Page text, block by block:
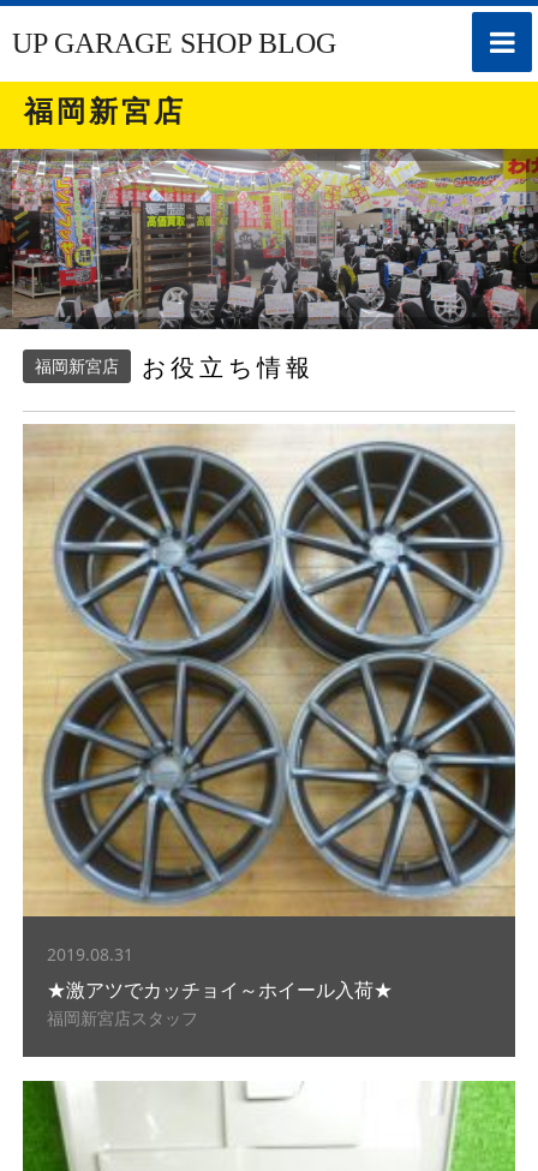
toggle
UP GARAGE SHOP BLOG
福岡新宮店
福岡新宮店 お役立ち情報
2019.08.31
★激アツでカッチョイ～ホイール入荷★
福岡新宮店スタッフ